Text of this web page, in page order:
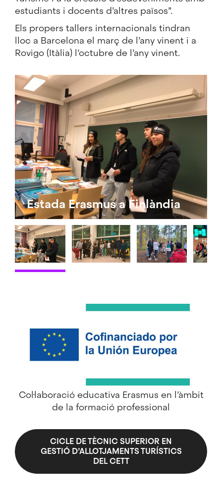
estudiants i docents d’altres països”.
Els propers tallers internacionals tindran
lloc a Barcelona el març de l’any vinent i a
Rovigo (Itàlia) l’octubre de l’any vinent.
Estada Erasmus a Finlàndia
Col·laboració educativa Erasmus en l’àmbit
de la formació professional
CICLE DE TÈCNIC SUPERIOR EN
GESTIÓ D’ALLOTJAMENTS TURÍSTICS
DEL CETT